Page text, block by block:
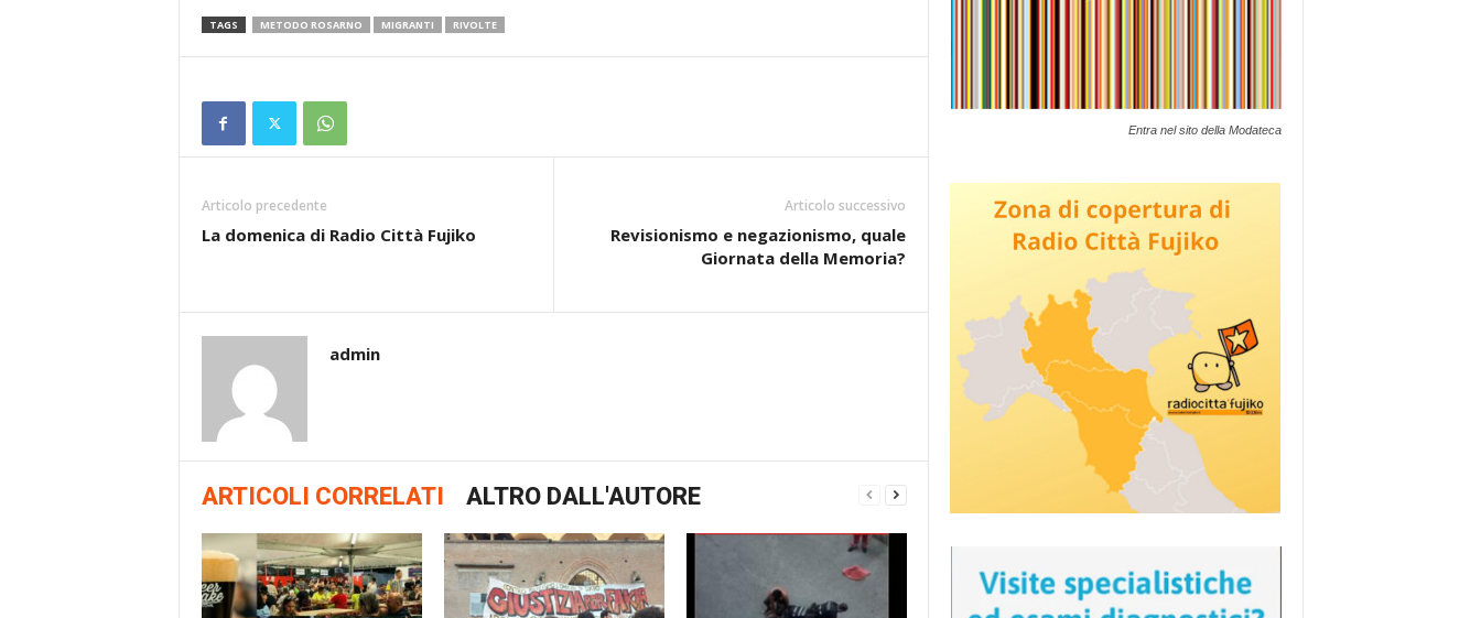
TAGS METODO ROSARNO MIGRANTI RIVOLTE
Articolo precedente
La domenica di Radio Città Fujiko
Articolo successivo
Revisionismo e negazionismo, quale
Giornata della Memoria?
admin
ARTICOLI CORRELATI ALTRO DALL'AUTORE
Entra nel sito della Modateca